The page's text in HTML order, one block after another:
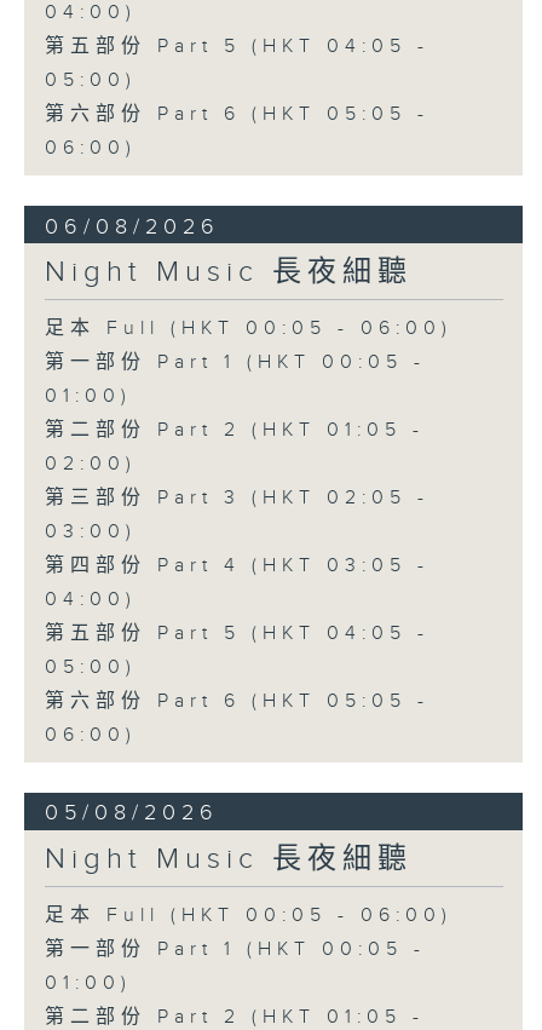
04:00)
第五部份 Part 5 (HKT 04:05 -
05:00)
第六部份 Part 6 (HKT 05:05 -
06:00)
06/08/2026
Night Music 長夜細聽
足本 Full (HKT 00:05 - 06:00)
第一部份 Part 1 (HKT 00:05 -
01:00)
第二部份 Part 2 (HKT 01:05 -
02:00)
第三部份 Part 3 (HKT 02:05 -
03:00)
第四部份 Part 4 (HKT 03:05 -
04:00)
第五部份 Part 5 (HKT 04:05 -
05:00)
第六部份 Part 6 (HKT 05:05 -
06:00)
05/08/2026
Night Music 長夜細聽
足本 Full (HKT 00:05 - 06:00)
第一部份 Part 1 (HKT 00:05 -
01:00)
第二部份 Part 2 (HKT 01:05 -